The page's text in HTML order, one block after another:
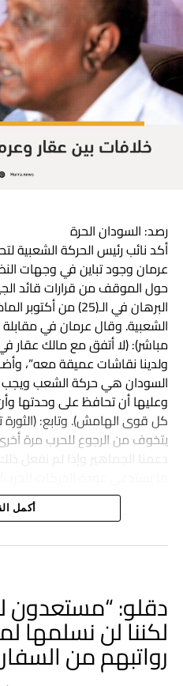
وفرض نائب الرئيس لرأيه
حسن نحن جاهزين لمواجهة هذا
رصد: السودان الحرة
أكد نائب رئيس الحركة الشعبية
عرمان وجود تباين في وجهات
حول الموقف من قرارات قائد
البرهان في الـ(25)
الشعبية. وقال عرمان في مقابلة
مباشر): (لا أتفق مع مالك
ولدينا نقاشات عميقة معه”،
السودان هي حركة الشعب
وعليها أن تحافظ على وحدتها
كل قوى الهامش). وتابع:
يتخوف من الرجوع للحرب مرة
دعمنا الجماهير وإذا لم نفعل
أكمل
دقلو: “مستعدون
لكننا لن نسلمها
رواتبهم من